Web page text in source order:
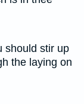
should stir up
the laying on